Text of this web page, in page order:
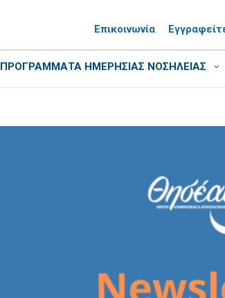
Επικοινωνία
ΠΡΟΓΡΑΜΜΑΤΑ ΗΜΕΡΗΣΙΑΣ ΝΟΣΗΛΕΙΑΣ